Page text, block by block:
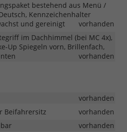
bestehend aus Menü /
Kennzeichenhalter
und gereinigt
vorhanden
im Dachhimmel (bei MC 4x),
Up Spiegeln vorn, Brillenfach,
vorhanden
vorhanden
Beifahrersitz
vorhanden
vorhanden